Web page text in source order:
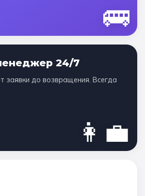
🚌
24/7
заявки до возвращения. Всегда
👩‍💼